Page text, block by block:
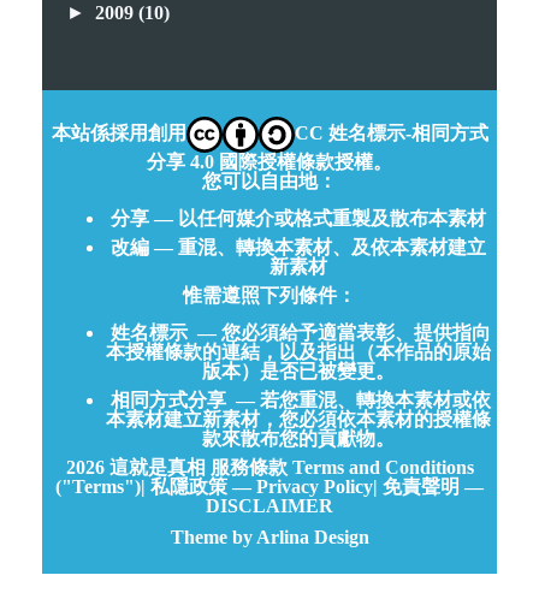
► 2009 (10)
本站係採用創用
CC 姓名標示-相同方式
分享 4.0 國際授權條款授權。
您可以自由地：
分享 — 以任何媒介或格式重製及散布本素材
改編 — 重混、轉換本素材、及依本素材建立
新素材
惟需遵照下列條件：
姓名標示 — 您必須給予適當表彰、提供指向
本授權條款的連結，以及指出（本作品的原始
版本）是否已被變更。
相同方式分享 — 若您重混、轉換本素材或依
本素材建立新素材，您必須依本素材的授權條
款來散布您的貢獻物。
2026 這就是真相 服務條款 Terms and Conditions
("Terms")| 私隱政策 — Privacy Policy| 免責聲明 —
DISCLAIMER
Theme by Arlina Design